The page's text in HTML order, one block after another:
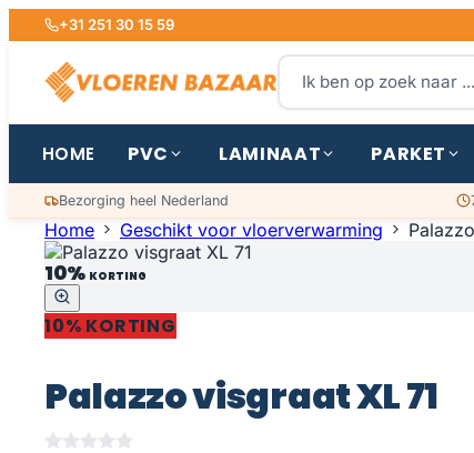
+31 251 30 15 59
HOME PVC LAMINAAT PARKET
Bezorging heel Nederland
Home Geschikt voor vloerverwarming
10% KORTING
10% KORTING
Palazzo visgraat XL 71